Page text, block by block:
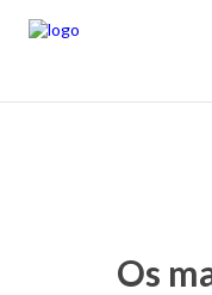
Os